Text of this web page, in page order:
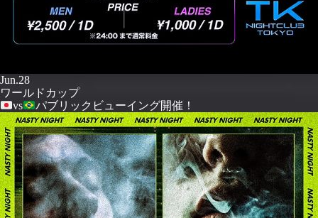
Jun.28
ワールドカップ
vs
パブリックビューイング開催！